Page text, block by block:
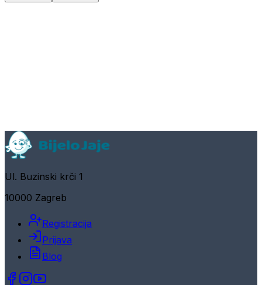
Ul. Buzinski krči 1
10000 Zagreb
Registracija
Prijava
Blog